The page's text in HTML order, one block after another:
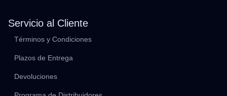
Servicio al Cliente
Términos y Condiciones
Plazos de Entrega
Devoluciones